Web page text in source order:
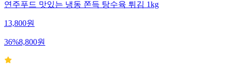
연주푸드 맛있는 냉동 쫀득 탕수육 튀김 1kg
13,800원
36%8,800원